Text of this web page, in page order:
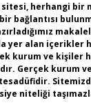
herhangi bir
bağlantısı
yer alan içerikler
kurum ve kişiler
Gerçek kurum
niteliği